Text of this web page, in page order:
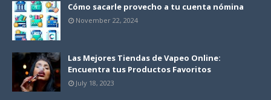
Cómo sacarle provecho a tu cuenta nómina
November 22, 2024
Las Mejores Tiendas de Vapeo Online:
Encuentra tus Productos Favoritos
July 18, 2023